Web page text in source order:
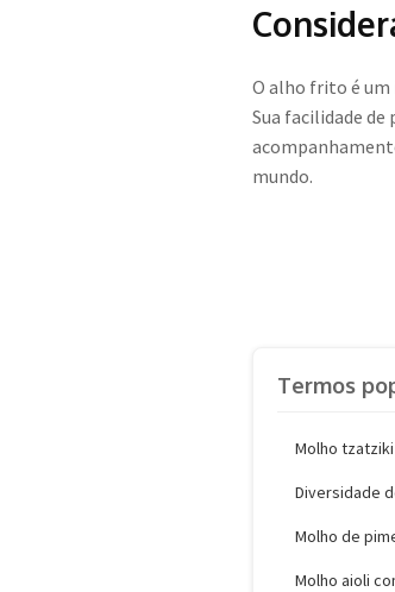
O alho frito é
Sua facilidade
mundo.
Termos
Molho
Diversidade
Molho de
Molho aioli